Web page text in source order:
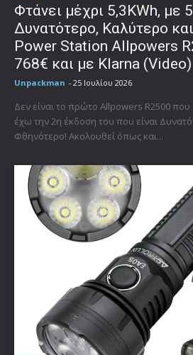
Φτάνει μέχρι 5,3KWh, με
Δυνατότερο, Καλύτερο
Power Station Allpowers
768€ και με Klarna (Video)
Unpackman - 25 Ιουλίου 2026
Δεν είναι το πρώτο Allpowers R2500
έχω την 2η έκδοση του που είναι
Φθηνότερο! Ακολουθεί όπως και...